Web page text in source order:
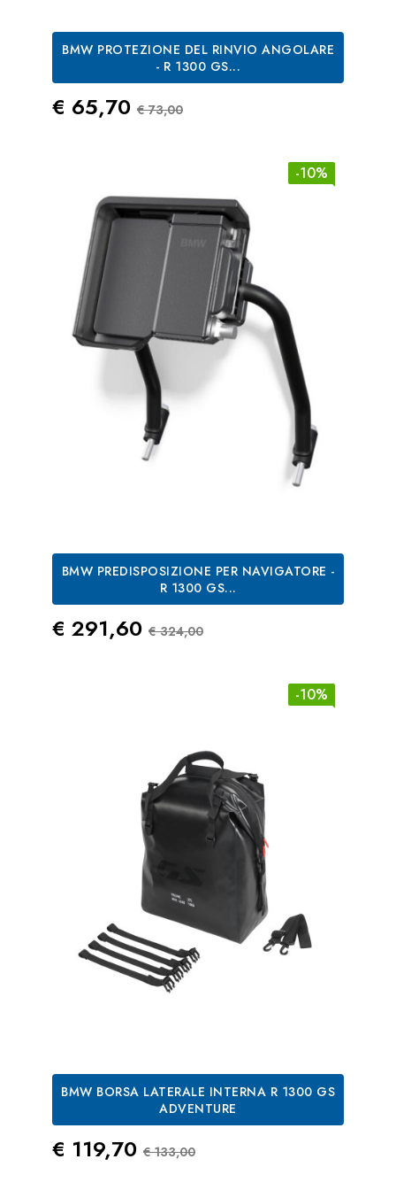
BMW PROTEZIONE DEL RINVIO ANGOLARE
- R 1300 GS...
Prezzo
€ 65,70 Prezzo Standard
€ 73,00
-10%
BMW PREDISPOSIZIONE PER NAVIGATORE -
R 1300 GS...
Prezzo
€ 291,60 Prezzo Standard
€ 324,00
-10%
BMW BORSA LATERALE INTERNA R 1300 GS
ADVENTURE
Prezzo
€ 119,70 Prezzo Standard
€ 133,00